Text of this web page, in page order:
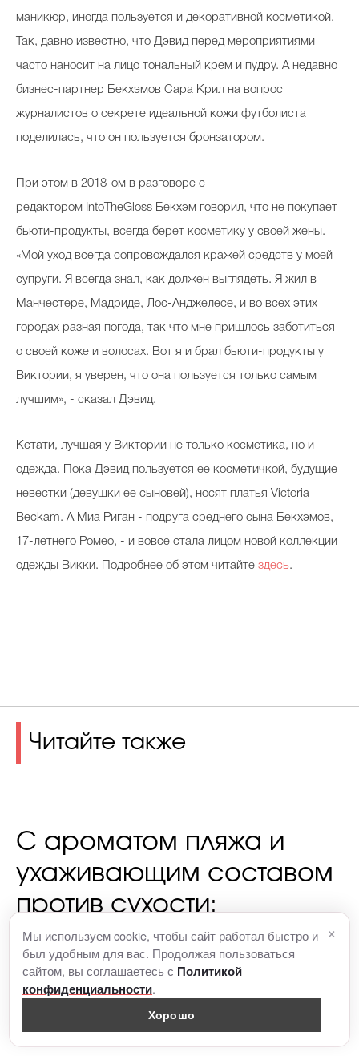
маникюр, иногда пользуется и декоративной косметикой.
Так, давно известно, что Дэвид перед мероприятиями
часто наносит на лицо тональный крем и пудру. А недавно
бизнес-партнер Бекхэмов Сара Крил на вопрос
журналистов о секрете идеальной кожи футболиста
поделилась, что он пользуется бронзатором.
При этом в 2018-ом в разговоре с
редактором IntoTheGloss Бекхэм говорил, что не покупает
бьюти-продукты, всегда берет косметику у своей жены.
«Мой уход всегда сопровождался кражей средств у моей
супруги. Я всегда знал, как должен выглядеть. Я жил в
Манчестере, Мадриде, Лос-Анджелесе, и во всех этих
городах разная погода, так что мне пришлось заботиться
о своей коже и волосах. Вот я и брал бьюти-продукты у
Виктории, я уверен, что она пользуется только самым
лучшим», - сказал Дэвид.
Кстати, лучшая у Виктории не только косметика, но и
одежда. Пока Дэвид пользуется ее косметичкой, будущие
невестки (девушки ее сыновей), носят платья Victoria
Beckam. А Миа Риган - подруга среднего сына Бекхэмов,
17-летнего Ромео, - и вовсе стала лицом новой коллекции
одежды Викки. Подробнее об этом читайте здесь.
Читайте также
С ароматом пляжа и
ухаживающим составом
против сухости:
рассказываем о новом
антисептике Zara,
который разработала
Джо Малон
Мы используем cookie, чтобы сайт работал быстро и
был удобным для вас. Продолжая пользоваться
сайтом, вы соглашаетесь с Политикой
конфиденциальности.
Хорошо
×